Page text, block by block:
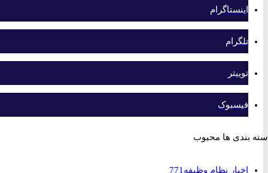
اینستاگرام
تلگرام
توییتر
فیسبوک
ها محبوب
اخبار نظام وظیفه771